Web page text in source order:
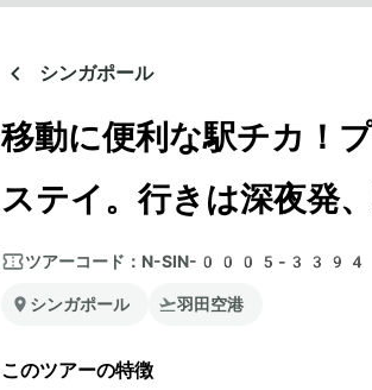
シンガポール
移動に便利な駅チカ！
ステイ。行きは深夜発
ツアーコード： N-SIN-0005-3394
シンガポール 羽田空港
このツアーの特徴